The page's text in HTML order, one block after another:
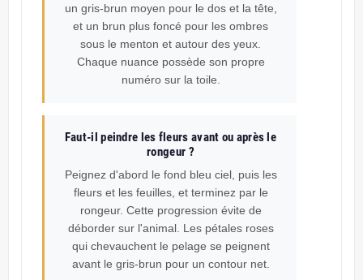
un gris-brun moyen pour le dos et la tête,
et un brun plus foncé pour les ombres
sous le menton et autour des yeux.
Chaque nuance possède son propre
numéro sur la toile.
Faut-il peindre les fleurs avant ou après le
rongeur ?
Peignez d'abord le fond bleu ciel, puis les
fleurs et les feuilles, et terminez par le
rongeur. Cette progression évite de
déborder sur l'animal. Les pétales roses
qui chevauchent le pelage se peignent
avant le gris-brun pour un contour net.